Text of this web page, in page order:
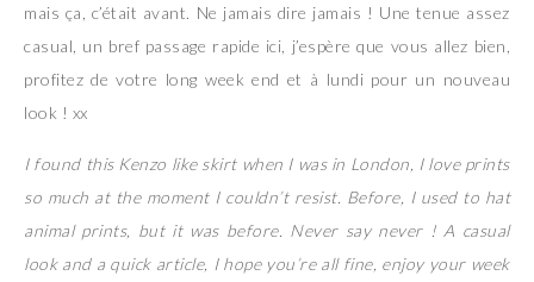
mais ça, c’était avant. Ne jamais dire jamais ! Une tenue assez
casual, un bref passage rapide ici, j’espère que vous allez bien,
profitez de votre long week end et à lundi pour un nouveau
look ! xx
I found this Kenzo like skirt when I was in London, I love prints
so much at the moment I couldn’t resist. Before, I used to hat
animal prints, but it was before. Never say never ! A casual
look and a quick article, I hope you’re all fine, enjoy your week